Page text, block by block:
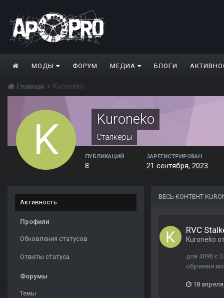
МОДЫ ФОРУМ МЕДИА БЛОГИ
Главная Kuroneko
Kuroneko
Сталкеры
ПУБЛИКАЦИЙ
8
ЗАРЕГИСТРИРОВАН
21 сентября, 2023
Активность
Профили
Обновления статусов
Ответы статуса
Форумы
Темы
ВЕСЬ КОНТЕНТ
RVC
Kuroneko
для 4090 с
обучения
18